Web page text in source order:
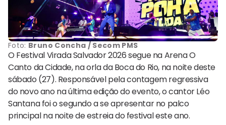
Foto: Bruno Concha / Secom PMS
O Festival Virada Salvador 2026 segue na Arena O
Canto da Cidade, na orla da Boca do Rio, na noite deste
sábado (27). Responsável pela contagem regressiva
do novo ano na última edição do evento, o cantor Léo
Santana foi o segundo a se apresentar no palco
principal na noite de estreia do festival este ano.